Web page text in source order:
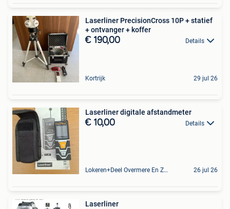
Laserliner PrecisionCross 10P + statief
+ ontvanger + koffer
€ 190,00 Details
Kortrijk 29 jul 26
Laserliner digitale afstandmeter
€ 10,00 Details
Lokeren+Deel Overmere En Zele 26 jul 26
Laserliner